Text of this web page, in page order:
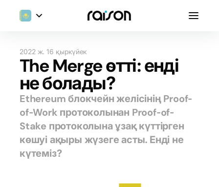
2022 ж. 16 қыркүйек
The Merge өтті: енді
не болады?
Ethereum блокчейн желісінің Proof-
of-Work протоколынан Proof-of-
Stake протоколына ұзақ күттірген
көшуі ақыры жүзеге асты. Енді не
күтеміз?